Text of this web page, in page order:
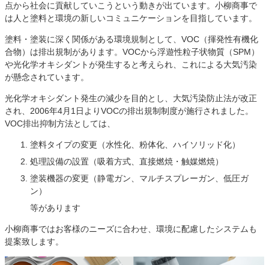
点から社会に貢献していこうという動きが出ています。小柳商事で
は人と塗料と環境の新しいコミュニケーションを目指しています。
塗料・塗装に深く関係がある環境規制として、VOC（揮発性有機化
合物）は排出規制があります。VOCから浮遊性粒子状物質（SPM）
や光化学オキシダントが発生すると考えられ、これによる大気汚染
が懸念されています。
光化学オキシダント発生の減少を目的とし、大気汚染防止法が改正
され、2006年4月1日よりVOCの排出規制制度が施行されました。
VOC排出抑制方法としては、
塗料タイプの変更（水性化、粉体化、ハイソリッド化）
処理設備の設置（吸着方式、直接燃焼・触媒燃焼）
塗装機器の変更（静電ガン、マルチスプレーガン、低圧ガ
ン）
等があります
小柳商事ではお客様のニーズに合わせ、環境に配慮したシステムも
提案致します。